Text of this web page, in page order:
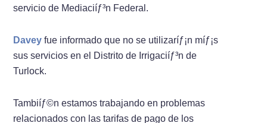
servicio de Mediaciíƒ³n Federal.
Davey fue informado que no se utilizaríƒ¡n míƒ¡s
sus servicios en el Distrito de Irrigaciíƒ³n de
Turlock.
Tambiíƒ©n estamos trabajando en problemas
relacionados con las tarifas de pago de los